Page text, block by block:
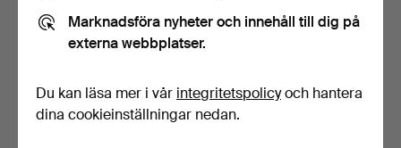
Sålt
946 USD
Sålt
Marknadsföra nyheter och innehåll till dig på
externa webbplatser.
Du kan läsa mer i vår integritetspolicyoch hantera
dina cookieinställningar nedan.